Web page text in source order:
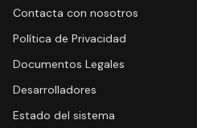
Contacta con nosotros
Política de Privacidad
Documentos Legales
Desarrolladores
Estado del sistema